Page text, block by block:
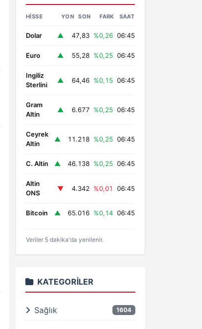
HISSE YON SON FARK SAAT
Dolar ▲ 47,83 %0,26 06:45
Euro ▲ 55,28 %0,25 06:45
Ingiliz
Sterlini
▲ 64,46 %0,15 06:45
Gram
Altin
▲ 6.677 %0,25 06:45
Ceyrek
Altin
▲ 11.218 %0,25 06:45
C. Altin ▲ 46.138 %0,25 06:45
Altin
ONS
▼ 4.342 %0,01 06:45
Bitcoin ▲ 65.016 %0,14 06:45
Veriler 5 dakika'da yenilenir.
KATEGORILER
Sağlık 1604